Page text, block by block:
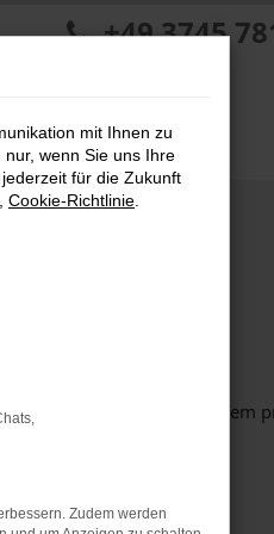
+49 3745
Browser oder in einem
mit Ihnen zu
wenn Sie uns Ihre
für die Zukunft
Cookie-Richtlinie
Zudem werden